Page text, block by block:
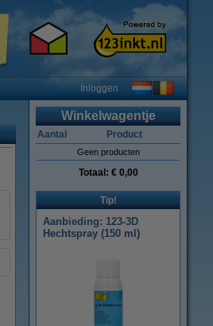
Inloggen
Winkelwagentje
Aantal Product
Geen producten
Totaal: € 0,00
Tip!
Aanbieding: 123-3D
Hechtspray (150 ml)